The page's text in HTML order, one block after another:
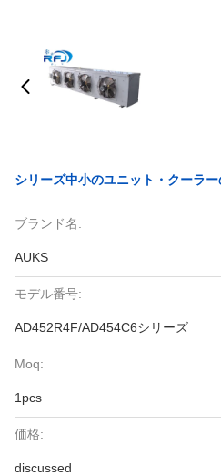
シリーズ中小のユニット・クーラ
ブランド名:
AUKS
モデル番号:
AD452R4F/AD454C6シリーズ
Moq:
1pcs
価格:
discussed